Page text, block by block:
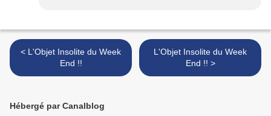
< L'Objet Insolite du Week
End !!
L'Objet Insolite du Week
End !! >
Hébergé par Canalblog